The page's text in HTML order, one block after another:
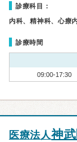
診療科目：
内科、精神科、心療
診療時間
09:00-17:30
医療法人神